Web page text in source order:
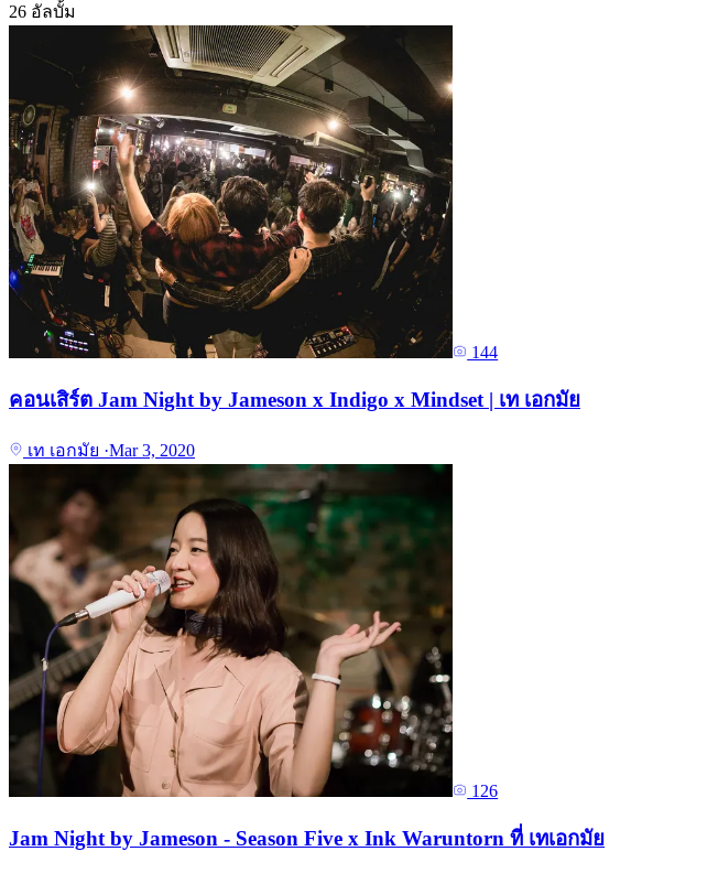
26 อัลบั้ม
144
คอนเสิร์ต Jam Night by Jameson x Indigo x Mindset | เท เอกมัย
เท เอกมัย ·Mar 3, 2020
126
Jam Night by Jameson - Season Five x Ink Waruntorn ที่ เทเอกมัย